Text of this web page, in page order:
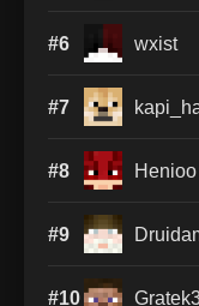
#6 wxist
#7
#8 Henioo
#9
#10